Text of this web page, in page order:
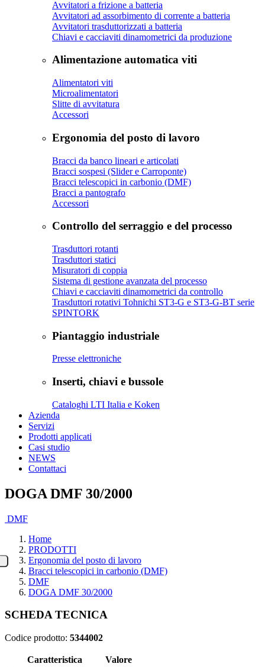
Avvitatori a frizione a batteria
Avvitatori ad assorbimento di corrente a batteria
Avvitatori trasduttorizzati a batteria
Chiavi e cacciaviti dinamometrici da produzione
Alimentazione automatica viti
Alimentatori viti
Microalimentatori
Slitte di avvitatura
Accessori
Ergonomia del posto di lavoro
Bracci da banco lineari e articolati
Bracci sospesi (Slider e Carroponte)
Bracci telescopici in carbonio (DMF)
Bracci a pantografo
Accessori
Controllo del serraggio e del processo
Trasduttori rotanti
Trasduttori statici
Misuratori di coppia
Sistema di gestione avanzata del processo
Chiavi e cacciaviti dinamometrici da controllo
Trasduttori rotativi Tohnichi ST3-G e ST3-G-BT serie
SPINTORK
Piantaggio industriale
Presse elettroniche
Inserti, chiavi e bussole
Cataloghi LTI Italia e Koken
Azienda
Servizi
Prodotti applicati
Casi studio
NEWS
Contattaci
DOGA DMF 30/2000
DMF
Home
PRODOTTI
Ergonomia del posto di lavoro
Bracci telescopici in carbonio (DMF)
DMF
DOGA DMF 30/2000
SCHEDA TECNICA
Codice prodotto: 5344002
Caratteristica
Valore